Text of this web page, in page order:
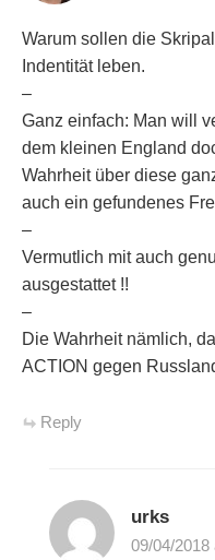
Warum sollen die
Indentität leben.
–
Ganz einfach: Man will
dem kleinen England
Wahrheit über diese
auch ein gefundenes
–
Vermutlich mit auch
ausgestattet !!
–
Die Wahrheit nämlich,
ACTION gegen
Reply
urks
09/04/2018